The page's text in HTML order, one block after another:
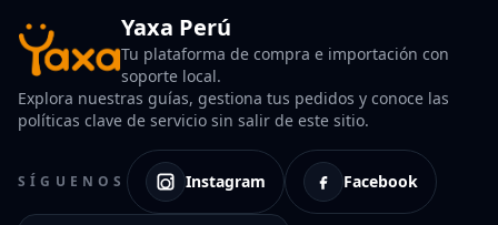
Yaxa Perú
Tu plataforma de compra e importación con
soporte local.
Explora nuestras guías, gestiona tus pedidos y conoce las
políticas clave de servicio sin salir de este sitio.
SÍGUENOS Instagram Facebook